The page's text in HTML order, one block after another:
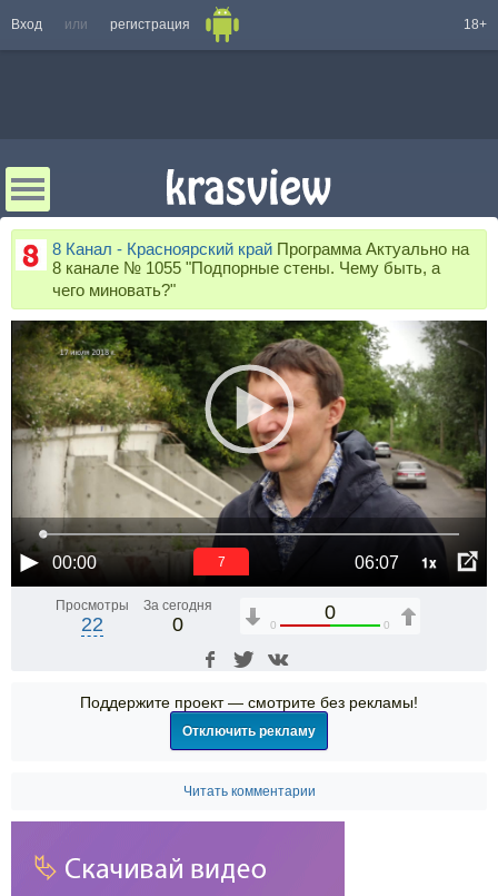
Вход или регистрация 18+
8 Канал - Красноярский край Программа Актуально на
8 канале № 1055 "Подпорные стены. Чему быть, а
чего миновать?"
00:00 06:07 1x
6
Просмотры
22
За сегодня
0
0
0 0
Поддержите проект — смотрите без рекламы!
Отключить рекламу
Читать комментарии